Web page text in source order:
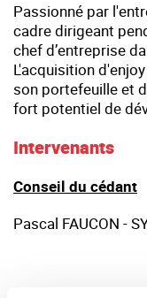
Passionné par
cadre dirigeant
chef d’entreprise
L'acquisition
son portefeuille et
fort potentiel de
Intervenants
Conseil du cédant
Pascal FAUCON -